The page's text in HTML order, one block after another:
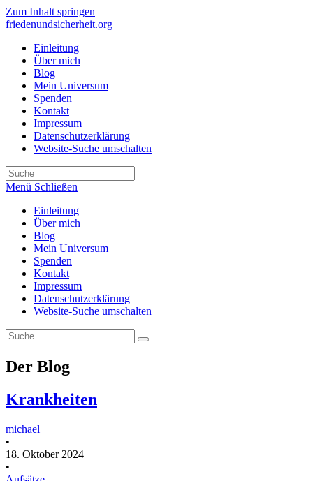
Zum Inhalt springen
friedenundsicherheit.org
Einleitung
Über mich
Blog
Mein Universum
Spenden
Kontakt
Impressum
Datenschutzerklärung
Website-Suche umschalten
Menü Schließen
Einleitung
Über mich
Blog
Mein Universum
Spenden
Kontakt
Impressum
Datenschutzerklärung
Website-Suche umschalten
Der Blog
Krankheiten
michael
•
18. Oktober 2024
•